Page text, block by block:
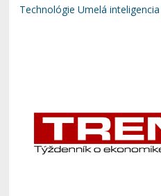
Technológie Umelá inteligencia